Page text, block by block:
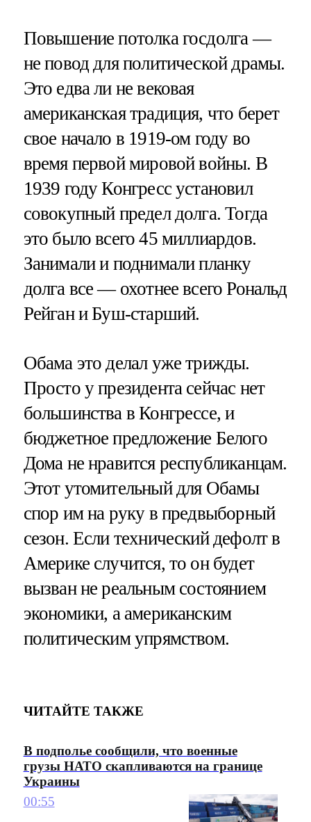
Повышение потолка госдолга —
не повод для политической драмы.
Это едва ли не вековая
американская традиция, что берет
свое начало в 1919-ом году во
время первой мировой войны. В
1939 году Конгресс установил
совокупный предел долга. Тогда
это было всего 45 миллиардов.
Занимали и поднимали планку
долга все — охотнее всего Рональд
Рейган и Буш-старший.
Обама это делал уже трижды.
Просто у президента сейчас нет
большинства в Конгрессе, и
бюджетное предложение Белого
Дома не нравится республиканцам.
Этот утомительный для Обамы
спор им на руку в предвыборный
сезон. Если технический дефолт в
Америке случится, то он будет
вызван не реальным состоянием
экономики, а американским
политическим упрямством.
ЧИТАЙТЕ ТАКЖЕ
В подполье сообщили, что военные
грузы НАТО скапливаются на границе
Украины
00:55